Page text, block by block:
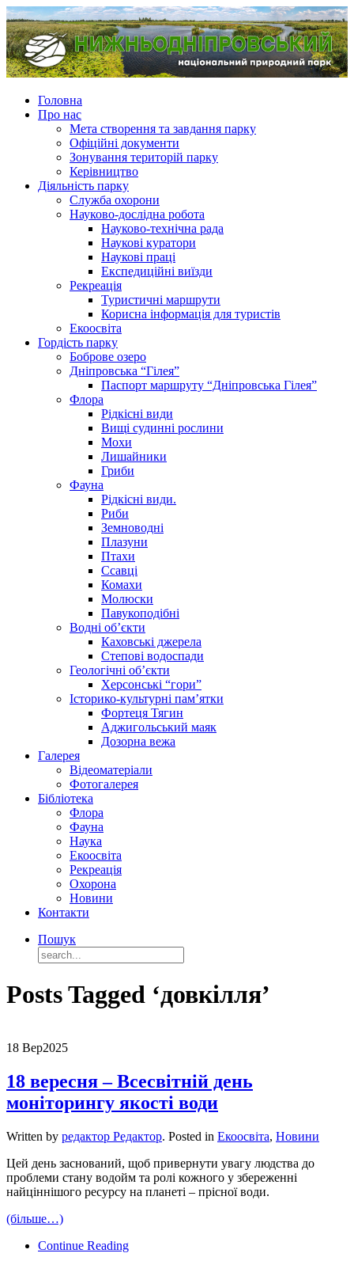
Головна
Про нас
Мета створення та завдання парку
Офіційні документи
Зонування територій парку
Керівництво
Діяльність парку
Служба охорони
Науково-дослідна робота
Науково-технічна рада
Наукові куратори
Наукові праці
Експедиційні виїзди
Рекреація
Туристичні маршрути
Корисна інформація для туристів
Екоосвіта
Гордість парку
Боброве озеро
Дніпровська “Гілея”
Паспорт маршруту “Дніпровська Гілея”
Флора
Рідкісні види
Вищі судинні рослини
Мохи
Лишайники
Гриби
Фауна
Рідкісні види.
Риби
Земноводні
Плазуни
Птахи
Ссавці
Комахи
Молюски
Павукоподібні
Водні об’єкти
Каховські джерела
Степові водоспади
Геологічні об’єкти
Херсонські “гори”
Історико-культурні пам’ятки
Фортеця Тягин
Аджигольський маяк
Дозорна вежа
Галерея
Відеоматеріали
Фотогалерея
Бібліотека
Флора
Фауна
Наука
Екоосвіта
Рекреація
Охорона
Новини
Контакти
Пошук
Posts Tagged ‘довкілля’
18 Вер2025
18 вересня – Всесвітній день
моніторингу якості води
Written by редактор Редактор. Posted in Екоосвіта, Новини
Цей день заснований, щоб привернути увагу людства до
проблеми стану водойм та ролі кожного у збереженні
найціннішого ресурсу на планеті – прісної води.
(більше…)
Continue Reading